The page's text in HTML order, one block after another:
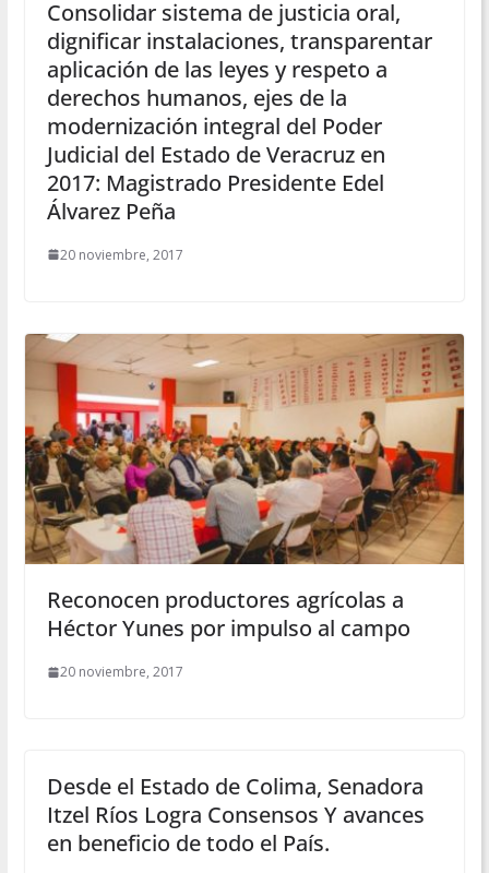
Consolidar sistema de justicia oral,
dignificar instalaciones, transparentar
aplicación de las leyes y respeto a
derechos humanos, ejes de la
modernización integral del Poder
Judicial del Estado de Veracruz en
2017: Magistrado Presidente Edel
Álvarez Peña
20 noviembre, 2017
Reconocen productores agrícolas a
Héctor Yunes por impulso al campo
20 noviembre, 2017
Desde el Estado de Colima, Senadora
Itzel Ríos Logra Consensos Y avances
en beneficio de todo el País.